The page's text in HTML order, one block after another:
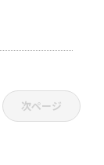
次ページ